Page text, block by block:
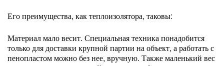
Его преимущества, как теплоизолятора, таковы:
Материал мало весит. Специальная техника понадобится
только для доставки крупной партии на объект, а работать с
пенопластом можно без нее, вручную. Также маленький вес